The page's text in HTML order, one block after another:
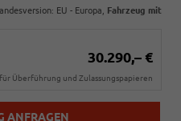
EU - Europa, Fahrzeug mit
30.290,– €
Überführung und Zulassungspapieren
ANFRAGEN